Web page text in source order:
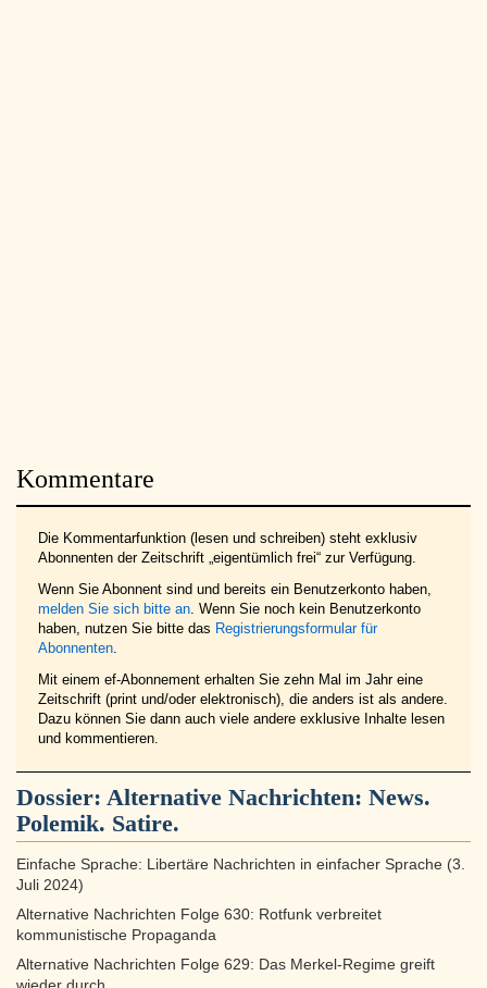
Kommentare
Die Kommentarfunktion (lesen und schreiben) steht exklusiv
Abonnenten der Zeitschrift „eigentümlich frei“ zur Verfügung.
Wenn Sie Abonnent sind und bereits ein Benutzerkonto haben,
melden Sie sich bitte an. Wenn Sie noch kein Benutzerkonto
haben, nutzen Sie bitte das Registrierungsformular für
Abonnenten.
Mit einem ef-Abonnement erhalten Sie zehn Mal im Jahr eine
Zeitschrift (print und/oder elektronisch), die anders ist als andere.
Dazu können Sie dann auch viele andere exklusive Inhalte lesen
und kommentieren.
Dossier: Alternative Nachrichten: News.
Polemik. Satire.
Einfache Sprache: Libertäre Nachrichten in einfacher Sprache (3.
Juli 2024)
Alternative Nachrichten Folge 630: Rotfunk verbreitet
kommunistische Propaganda
Alternative Nachrichten Folge 629: Das Merkel-Regime greift